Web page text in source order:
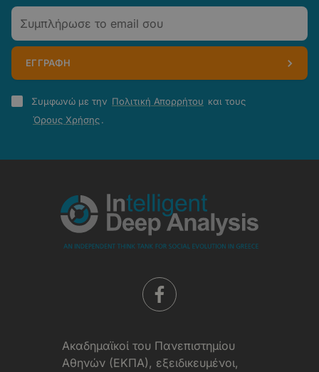
Email
ΕΓΓΡΑΦΗ
Πολιτική
Απορρήτου
Συμφωνώ με την Πολιτική Απορρήτου και τους
Όρους Χρήσης.
Aκαδημαϊκοί του Πανεπιστημίου
Αθηνών (ΕΚΠΑ), εξειδικευμένοι,